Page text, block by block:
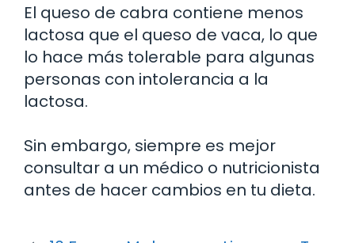
El queso de cabra contiene menos
lactosa que el queso de vaca, lo que
lo hace más tolerable para algunas
personas con intolerancia a la
lactosa.
Sin embargo, siempre es mejor
consultar a un médico o nutricionista
antes de hacer cambios en tu dieta.